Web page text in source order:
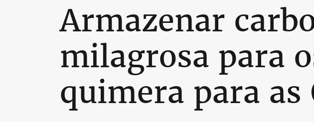
Armazenar
milagrosa para
quimera para as